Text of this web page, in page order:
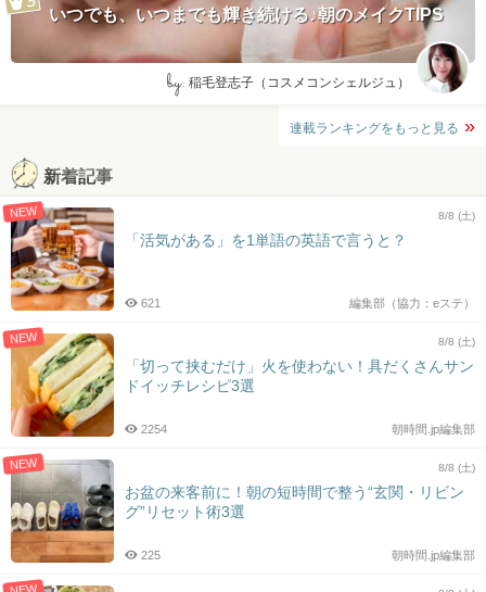
いつでも、いつまでも輝き続ける♪朝のメイクTIPS
by: 稲毛登志子（コスメコンシェルジュ）
連載ランキングをもっと見る
新着記事
NEW 8/8 (土)
「活気がある」を1単語の英語で言うと？
編集部（協力：eステ）
621
NEW 8/8 (土)
「切って挟むだけ」火を使わない！具だくさんサン
ドイッチレシピ3選
朝時間.jp編集部
2254
NEW 8/8 (土)
お盆の来客前に！朝の短時間で整う“玄関・リビン
グ”リセット術3選
朝時間.jp編集部
225